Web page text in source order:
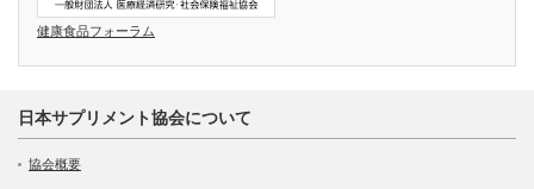
健康食品フォーラム
日本サプリメント協会について
協会概要